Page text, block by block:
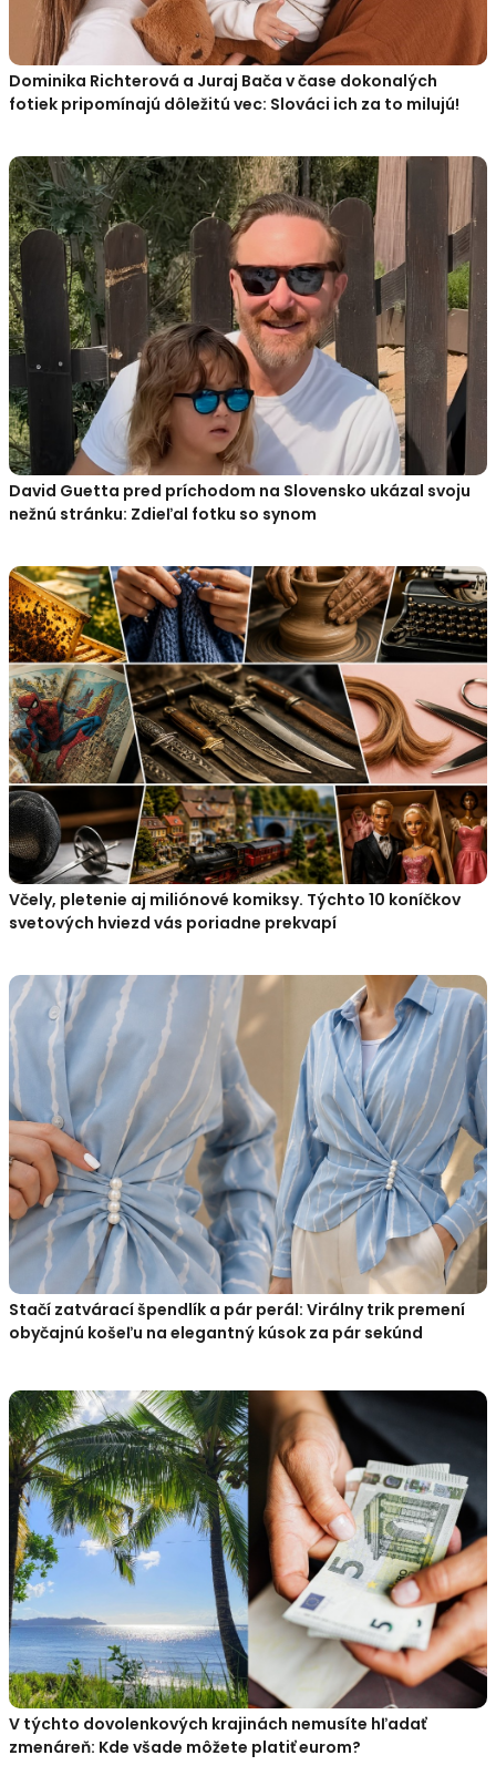
Dominika Richterová a Juraj Bača v čase dokonalých
fotiek pripomínajú dôležitú vec: Slováci ich za to milujú!
David Guetta pred príchodom na Slovensko ukázal svoju
nežnú stránku: Zdieľal fotku so synom
Včely, pletenie aj miliónové komiksy. Týchto 10 koníčkov
svetových hviezd vás poriadne prekvapí
Stačí zatvárací špendlík a pár perál: Virálny trik premení
obyčajnú košeľu na elegantný kúsok za pár sekúnd
V týchto dovolenkových krajinách nemusíte hľadať
zmenáreň: Kde všade môžete platiť eurom?